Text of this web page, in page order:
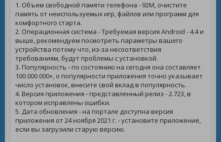
1. Объем свободной памяти телефона - 92M, очистите
память от неиспользуемых игр, файлов или программ для
комфортного старта.
2. Операционная система - Требуемая версия Android - 4.4 и
выше, рекомендуем посмотреть параметры вашего
устройства потому что, из-за несоответствия
требованиям, будут проблемы с установкой.
3. Популярность - по состоянию на сегодня она составляет
100 000 000+, о популярности приложения точно указывает
число установок, внесите свой вклад в популярность.
4. Версия приложения - представленный релиз - 2.723, в
котором исправлены ошибки.
5. Дата обновления - на портале доступна версия
приложения от 24 ноября 2021 г. - установите приложение,
если вы загрузили старую версию.